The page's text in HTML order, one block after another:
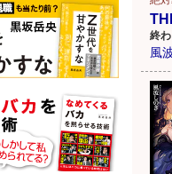
終
風